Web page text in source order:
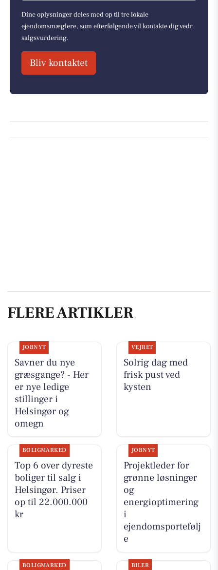
Dine oplysninger deles med op til tre lokale
ejendomsmæglere, som efterfølgende vil kontakte dig vedr.
salgsvurdering.
Bliv kontaktet
FLERE ARTIKLER
JOBNYT
Savner du nye
græsgange? - Her
er nye ledige
stillinger i
Helsingør og
omegn
VEJRET
Solrig dag med
frisk pust ved
kysten
BOLIGMARKED
Top 6 over dyreste
boliger til salg i
Helsingør. Priser
op til 22.000.000
kr
JOBNYT
Projektleder for
grønne løsninger
og
energioptimering
i
ejendomsportefølj
e
BOLIGMARKED BILER